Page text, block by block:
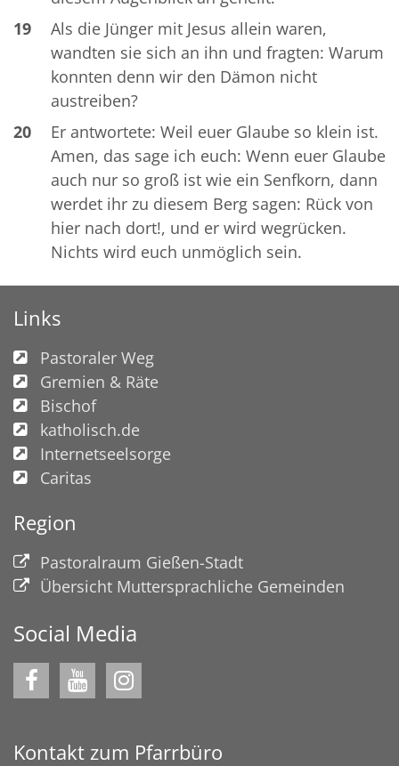
19
Als die Jünger mit Jesus allein waren,
wandten sie sich an ihn und fragten: Warum
konnten denn wir den Dämon nicht
austreiben?
20
Er antwortete: Weil euer Glaube so klein ist.
Amen, das sage ich euch: Wenn euer Glaube
auch nur so groß ist wie ein Senfkorn, dann
werdet ihr zu diesem Berg sagen: Rück von
hier nach dort!, und er wird wegrücken.
Nichts wird euch unmöglich sein.
Links
Pastoraler Weg
Gremien & Räte
Bischof
katholisch.de
Internetseelsorge
Caritas
Region
Pastoralraum Gießen-Stadt
Übersicht Muttersprachliche Gemeinden
Social Media
Kontakt zum Pfarrbüro